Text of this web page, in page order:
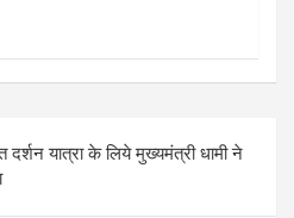
दर्शन यात्रा के लिये मुख्यमंत्री धामी ने